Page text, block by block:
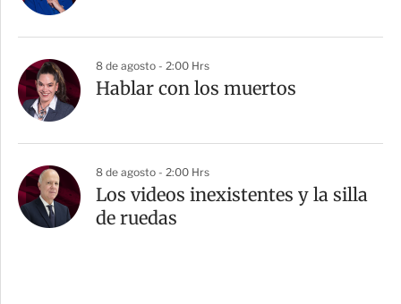
8 de agosto - 2:00 Hrs
Hablar con los muertos
8 de agosto - 2:00 Hrs
Los videos inexistentes y la silla
de ruedas